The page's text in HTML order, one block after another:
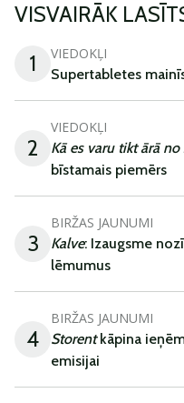
VISVAIRĀK
1
VIEDOKĻI
Supertabletes
2
VIEDOKĻI
Kā es varu tikt ārā no
bīstamais piemērs
3
BIRŽAS JAUNUMI
Kalve: Izaugsme
lēmumus
4
BIRŽAS JAUNUMI
Storentkāpina
emisijai